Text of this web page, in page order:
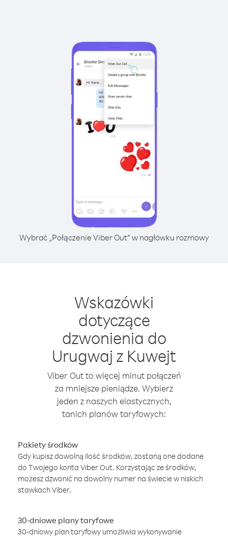
Wybrać „Połączenie Viber Out” w nagłówku rozmowy
Wskazówki
dotyczące
dzwonienia do
Urugwaj z Kuwejt
Viber Out to więcej minut połączeń
za mniejsze pieniądze. Wybierz
jeden z naszych elastycznych,
tanich planów taryfowych:
Pakiety środków
Gdy kupisz dowolną ilość środków, zostaną one dodane
do Twojego konta Viber Out. Korzystając ze środków,
możesz dzwonić na dowolny numer na świecie w niskich
stawkach Viber.
30-dniowe plany taryfowe
30-dniowy plan taryfowy umożliwia wykonywanie